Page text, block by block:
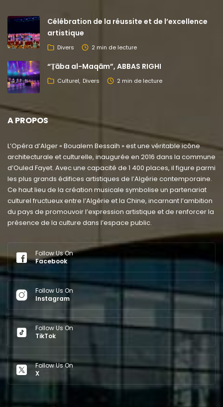
Célébration de la réussite et de l’excellence
artistique
Divers 2 min de lecture
“Ṭāba al-Maqām”, ABBAS RIGHI
Culturel Divers 2 min de lecture
A PROPOS
L’Opéra d’Alger « Boualem Bessaïh » est une véritable icône
architecturale et culturelle, inaugurée en 2016 dans la commune
d’Ouled Fayet. Avec une capacité de 1 400 places, il figure parmi
les plus grands édifices artistiques de l’Algérie contemporaine.
Ce haut lieu de la création musicale symbolise un partenariat
culturel fructueux entre l’Algérie et la Chine, incarnant l’ambition
du pays de promouvoir l’expression artistique et de renforcer la
présence de la culture dans l’espace public.
Follow Us On
Facebook
Follow Us On
Instagram
Follow Us On
TikTok
Follow Us On
X